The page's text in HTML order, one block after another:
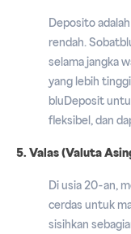
Deposito
rendah.
selama jangka
yang lebih
bluDeposit
fleksibel, dan
5. Valas (Valuta
Di usia 20-an,
cerdas untuk
sisihkan